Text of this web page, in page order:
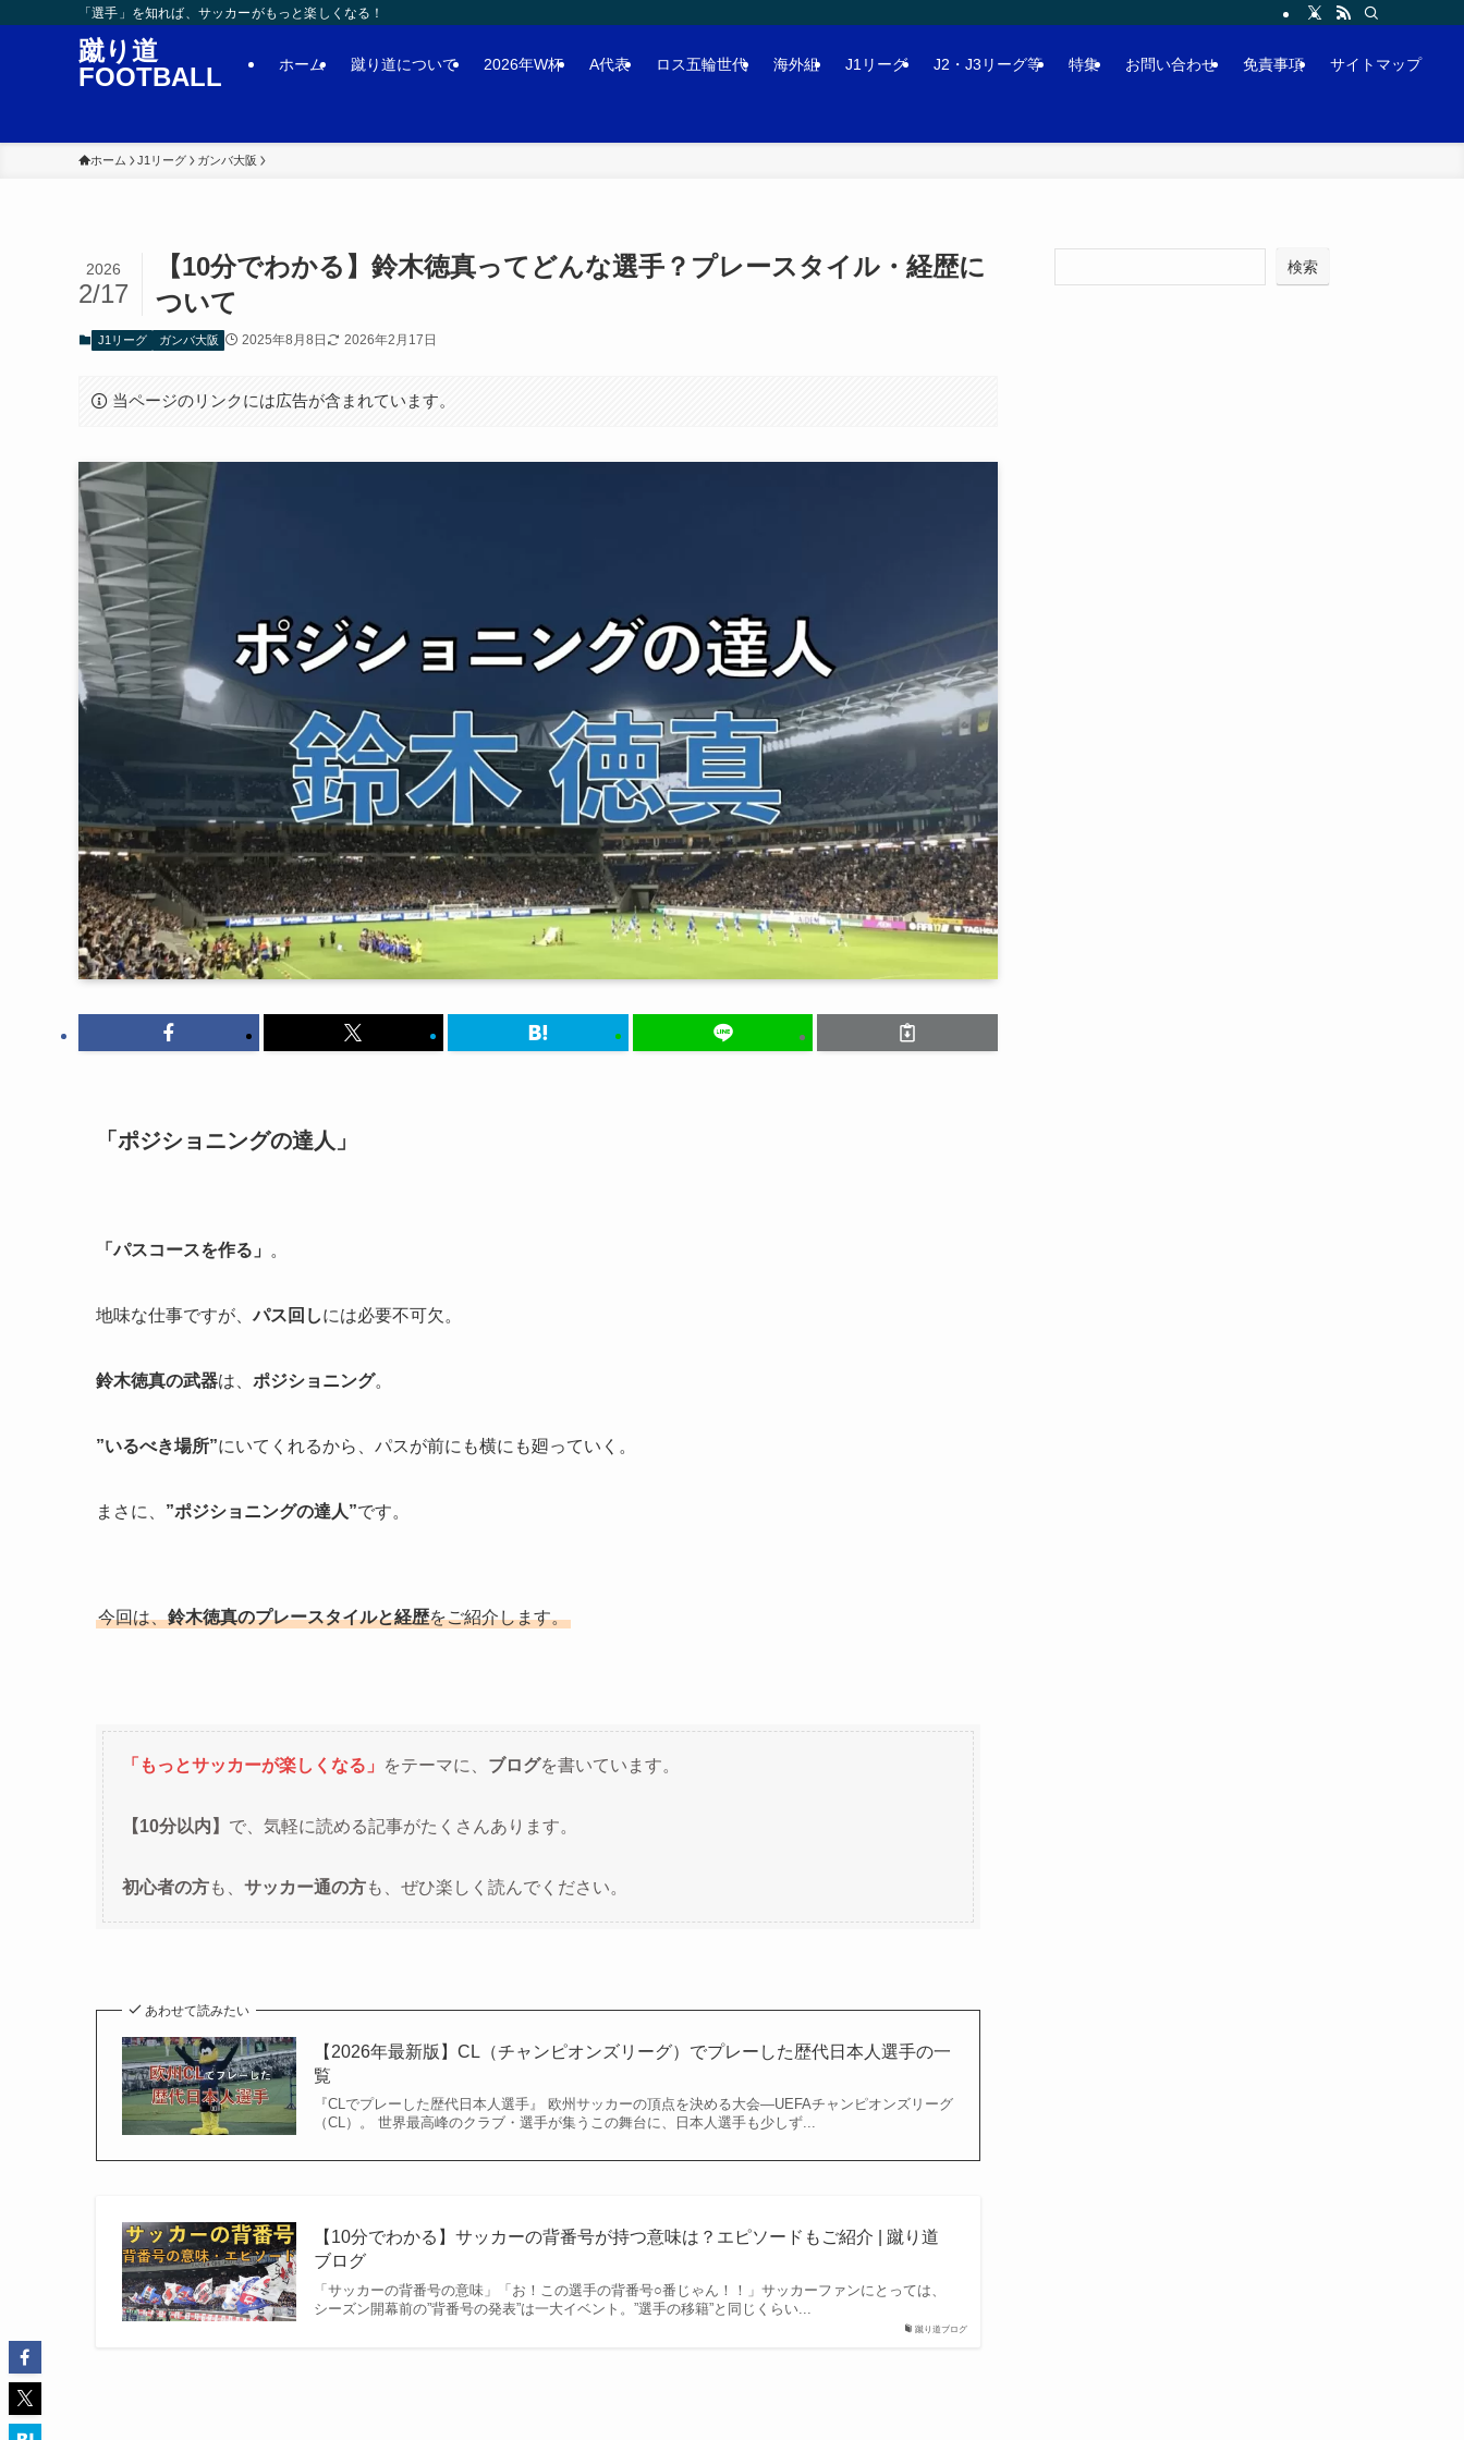
「選手」を知れば、サッカーがもっと楽しくなる！
蹴り道
FOOTBALL
ホーム 蹴り道について 2026年W杯 A代表 ロス五輪世代 海外組 J1リーグ J2・J3リーグ等 特集 お問い合わせ 免責事項 サイトマップ
ホーム J1リーグ ガンバ大阪
【10分でわかる】鈴木徳真ってどんな選手？プレースタイル・経歴に
ついて
2026
2/17
J1リーグ ガンバ大阪 2025年8月8日 2026年2月17日
当ページのリンクには広告が含まれています。
「ポジショニングの達人」
「パスコースを作る」 。
地味な仕事ですが、パス回しには必要不可欠。
鈴木徳真の武器は、 ポジショニング。
”いるべき場所”にいてくれるから、パスが前にも横にも廻っていく。
まさに、 ”ポジショニングの達人”です。
今回は、鈴木徳真のプレースタイルと経歴をご紹介します。
「もっとサッカーが楽しくなる」 をテーマに、 ブログを書いています。
【10分以内】 で、気軽に読める記事がたくさんあります。
初心者の方も、 サッカー通の方も、ぜひ楽しく読んでください。
あわせて読みたい
【2026年最新版】CL（チャンピオンズリーグ）でプレーした歴代日本人選手の一
覧
『CLでプレーした歴代日本人選手』 欧州サッカーの頂点を決める大会―UEFAチャンピオンズリーグ
（CL）。 世界最高峰のクラブ・選手が集うこの舞台に、日本人選手も少しず...
蹴り道ブログ
【10分でわかる】サッカーの背番号が持つ意味は？エピソードもご紹介 | 蹴り道
ブログ
「サッカーの背番号の意味」「お！この選手の背番号○番じゃん！！」サッカーファンにとっては、
シーズン開幕前の”背番号の発表”は一大イベント。”選手の移籍”と同じくらい...
検索